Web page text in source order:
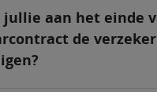
jullie aan het einde
de